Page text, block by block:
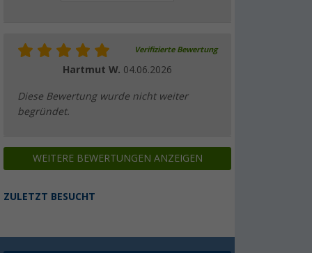
Verifizierte Bewertung
Hartmut W. 04.06.2026
Diese Bewertung wurde nicht weiter
begründet.
WEITERE BEWERTUNGEN ANZEIGEN
ZULETZT BESUCHT